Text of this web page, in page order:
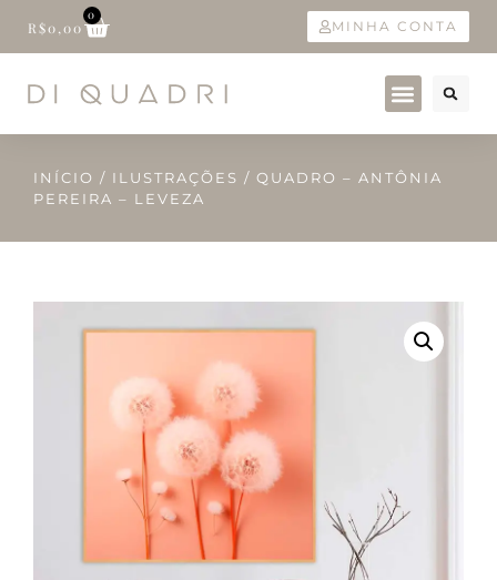
R$0,00
0
MINHA CONTA
INÍCIO / ILUSTRAÇÕES / QUADRO – ANTÔNIA
PEREIRA – LEVEZA